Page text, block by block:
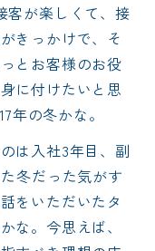
客が楽しくて、接
きっかけで、そ
とお客様のお役
に付けたいと思
年の冬かな。
は入社3年目、副
冬だった気がす
をいただいたタ
な。今思えば、